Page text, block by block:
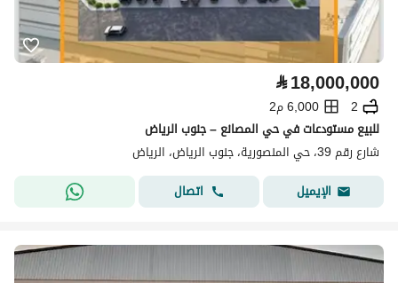
⃁18,000,000
2
6,000 م2
للبيع مستودعات في حي المصانع – جنوب الرياض
شارع رقم 39، حي المنصورية، جنوب الرياض، الرياض
الإيميل
اتصال